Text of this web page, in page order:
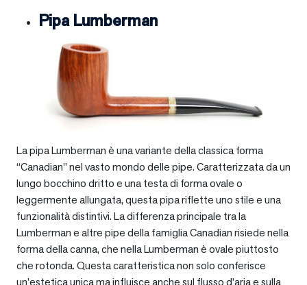
Pipa Lumberman
La pipa Lumberman è una variante della classica forma
“Canadian” nel vasto mondo delle pipe. Caratterizzata da un
lungo bocchino dritto e una testa di forma ovale o
leggermente allungata, questa pipa riflette uno stile e una
funzionalità distintivi. La differenza principale tra la
Lumberman e altre pipe della famiglia Canadian risiede nella
forma della canna, che nella Lumberman è ovale piuttosto
che rotonda. Questa caratteristica non solo conferisce
un’estetica unica ma influisce anche sul flusso d’aria e sulla